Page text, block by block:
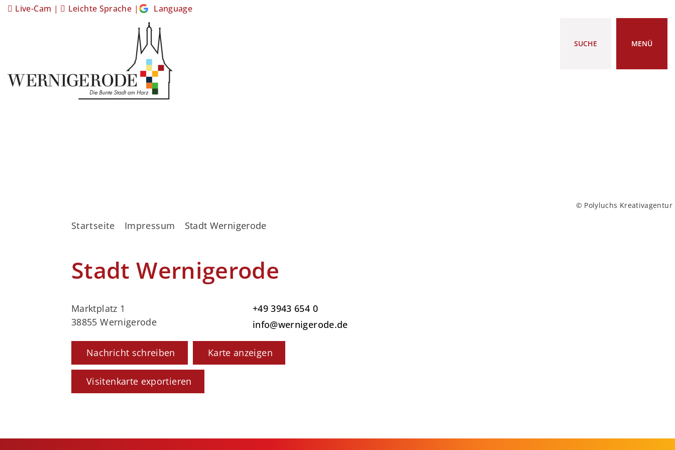
Live-Cam | Leichte Sprache | Language
SUCHE MENÜ
© Polyluchs Kreativagentur
Startseite Impressum Stadt Wernigerode
Stadt Wernigerode
Marktplatz 1
38855 Wernigerode
+49 3943 654 0
info@wernigerode.de
Nachricht schreiben Karte anzeigen
Visitenkarte exportieren